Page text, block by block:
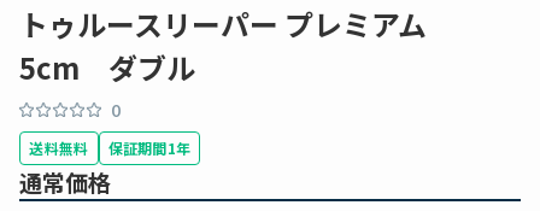
トゥルースリーパー プレミアム
5cm ダブル
0
送料無料 保証期間1年
通常価格